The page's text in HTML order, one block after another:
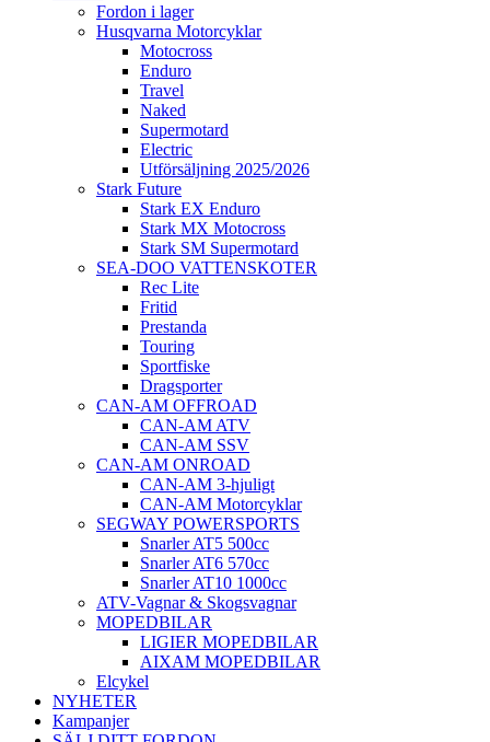
Fordon i lager
Husqvarna Motorcyklar
Motocross
Enduro
Travel
Naked
Supermotard
Electric
Utförsäljning 2025/2026
Stark Future
Stark EX Enduro
Stark MX Motocross
Stark SM Supermotard
SEA-DOO VATTENSKOTER
Rec Lite
Fritid
Prestanda
Touring
Sportfiske
Dragsporter
CAN-AM OFFROAD
CAN-AM ATV
CAN-AM SSV
CAN-AM ONROAD
CAN-AM 3-hjuligt
CAN-AM Motorcyklar
SEGWAY POWERSPORTS
Snarler AT5 500cc
Snarler AT6 570cc
Snarler AT10 1000cc
ATV-Vagnar & Skogsvagnar
MOPEDBILAR
LIGIER MOPEDBILAR
AIXAM MOPEDBILAR
Elcykel
NYHETER
Kampanjer